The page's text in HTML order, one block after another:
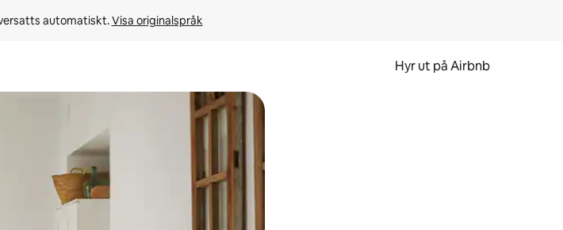
automatiskt. Visa originalspråk
Hyr ut på Airbnb